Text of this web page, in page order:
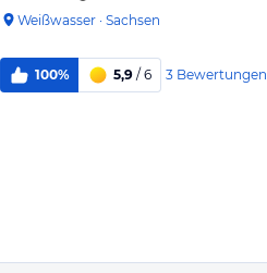
Weißwasser · Sachsen
100% 5,9 / 6 3 Bewertungen